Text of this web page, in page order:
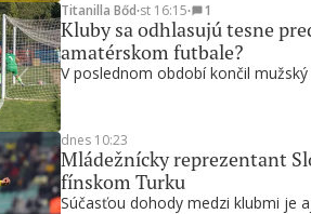
V poslednom období končil
Kluby sa odhlasujú tesne
amatérskom futbale?
Titanilla Bőd∙st 16:15∙ 1
Súčasťou dohody medzi klubmi je
Mládežnícky reprezentant
fínskom Turku
dnes 10:23